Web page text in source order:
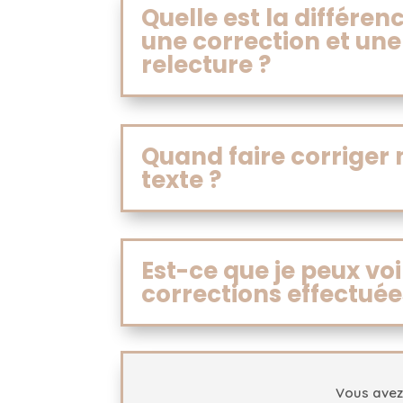
Quelle est la
une correction et une
relecture ?
Quand faire corriger
texte ?
Est-ce que je peux
corrections
Vous